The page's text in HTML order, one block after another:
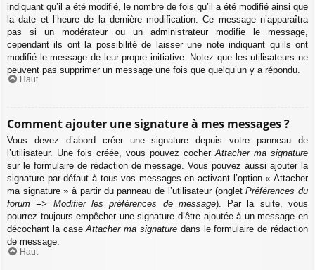
indiquant qu’il a été modifié, le nombre de fois qu’il a été modifié ainsi que
la date et l’heure de la dernière modification. Ce message n’apparaîtra
pas si un modérateur ou un administrateur modifie le message,
cependant ils ont la possibilité de laisser une note indiquant qu’ils ont
modifié le message de leur propre initiative. Notez que les utilisateurs ne
peuvent pas supprimer un message une fois que quelqu’un y a répondu.
Haut
Comment ajouter une signature à mes messages ?
Vous devez d’abord créer une signature depuis votre panneau de
l’utilisateur. Une fois créée, vous pouvez cocherAttacher ma signature
sur le formulaire de rédaction de message. Vous pouvez aussi ajouter la
signature par défaut à tous vos messages en activant l’option « Attacher
ma signature » à partir du panneau de l’utilisateur (ongletPréférences du
forum --> Modifier les préférences de message). Par la suite, vous
pourrez toujours empêcher une signature d’être ajoutée à un message en
décochant la caseAttacher ma signature dans le formulaire de rédaction
de message.
Haut